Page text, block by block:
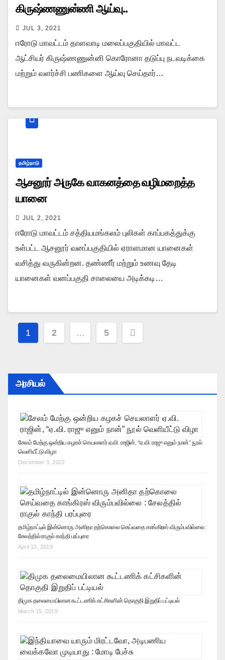
கிருஷ்ணணுன்ணி ஆய்வு..
JUL 3, 2021
ஈரோடு மாவட்டம் தாளவாடி மலைப்பகுதியில் மாவட்ட
ஆட்சியர் கிருஷ்ணணுன்னி கொரோனா தடுப்பு நடவடிக்கை
மற்றும் வளர்ச்சி பணிகளை ஆய்வு செய்தார்…
தமிழ்நாடு
ஆசனூர் அருகே வாகனத்தை வழிமறைத்த
யானை
JUL 2, 2021
ஈரோடு மாவட்டம் சத்தியமங்கலம் புலிகள் காப்பகத்துக்கு
உள்பட்ட ஆசனூர் வனப்பகுதியில் ஏராளமான யானைகள்
வசித்து வருகின்றன. தண்ணீர் மற்றும் உணவு தேடி
யானைகள் வனப்பகுதி சாலையை அடிக்கடி…
Posts
1 2 … 5
அரசியல்
சேலம் மேற்கு ஒன்றிய கழகச் செயலாளர் ஏ.வி. ராஜின், “ஏ.வி. ராஜு எனும் நான்” நூல்
வெளியீட்டு விழா
December 3, 2022
தமிழ்நாட்டில் இன்னொரு அனிதா தற்கொலை செய்வதை காங்கிரஸ் விரும்பவில்லை :
சேலத்தில் ராகுல் காந்தி பரப்புரை
April 13, 2019
திமுக தலைமையிலான கூட்டணிக் கட்சிகளின் தொகுதி இறுதிப் பட்டியல்
March 15, 2019